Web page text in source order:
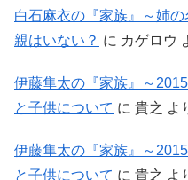
白石麻衣の『家族』～姉
親はいない？ に カゲロウ
伊藤隼太の『家族』～
と子供について に 貴之 よ
伊藤隼太の『家族』～
と子供について に 貴之 よ